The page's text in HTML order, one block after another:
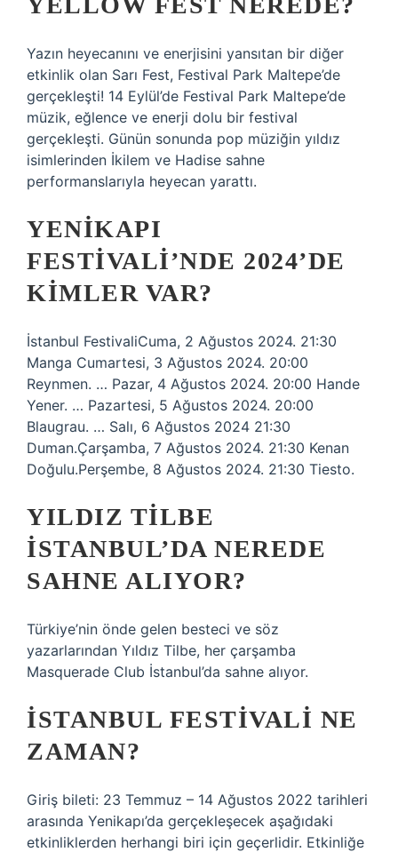
Yazın heyecanını ve enerjisini yansıtan bir diğer
etkinlik olan Sarı Fest, Festival Park Maltepe’de
gerçekleşti! 14 Eylül’de Festival Park Maltepe’de
müzik, eğlence ve enerji dolu bir festival
gerçekleşti. Günün sonunda pop müziğin yıldız
isimlerinden İkilem ve Hadise sahne
performanslarıyla heyecan yarattı.
YENIKAPI
FESTIVALI’NDE 2024’DE
KIMLER VAR?
İstanbul FestivaliCuma, 2 Ağustos 2024. 21:30
Manga Cumartesi, 3 Ağustos 2024. 20:00
Reynmen. … Pazar, 4 Ağustos 2024. 20:00 Hande
Yener. … Pazartesi, 5 Ağustos 2024. 20:00
Blaugrau. … Salı, 6 Ağustos 2024 21:30
Duman.Çarşamba, 7 Ağustos 2024. 21:30 Kenan
Doğulu.Perşembe, 8 Ağustos 2024. 21:30 Tiesto.
YILDIZ TILBE
İSTANBUL’DA NEREDE
SAHNE ALIYOR?
Türkiye’nin önde gelen besteci ve söz
yazarlarından Yıldız Tilbe, her çarşamba
Masquerade Club İstanbul’da sahne alıyor.
İSTANBUL FESTIVALI NE
ZAMAN?
Giriş bileti: 23 Temmuz – 14 Ağustos 2022 tarihleri
​​arasında Yenikapı’da gerçekleşecek aşağıdaki
etkinliklerden herhangi biri için geçerlidir. Etkinliğe